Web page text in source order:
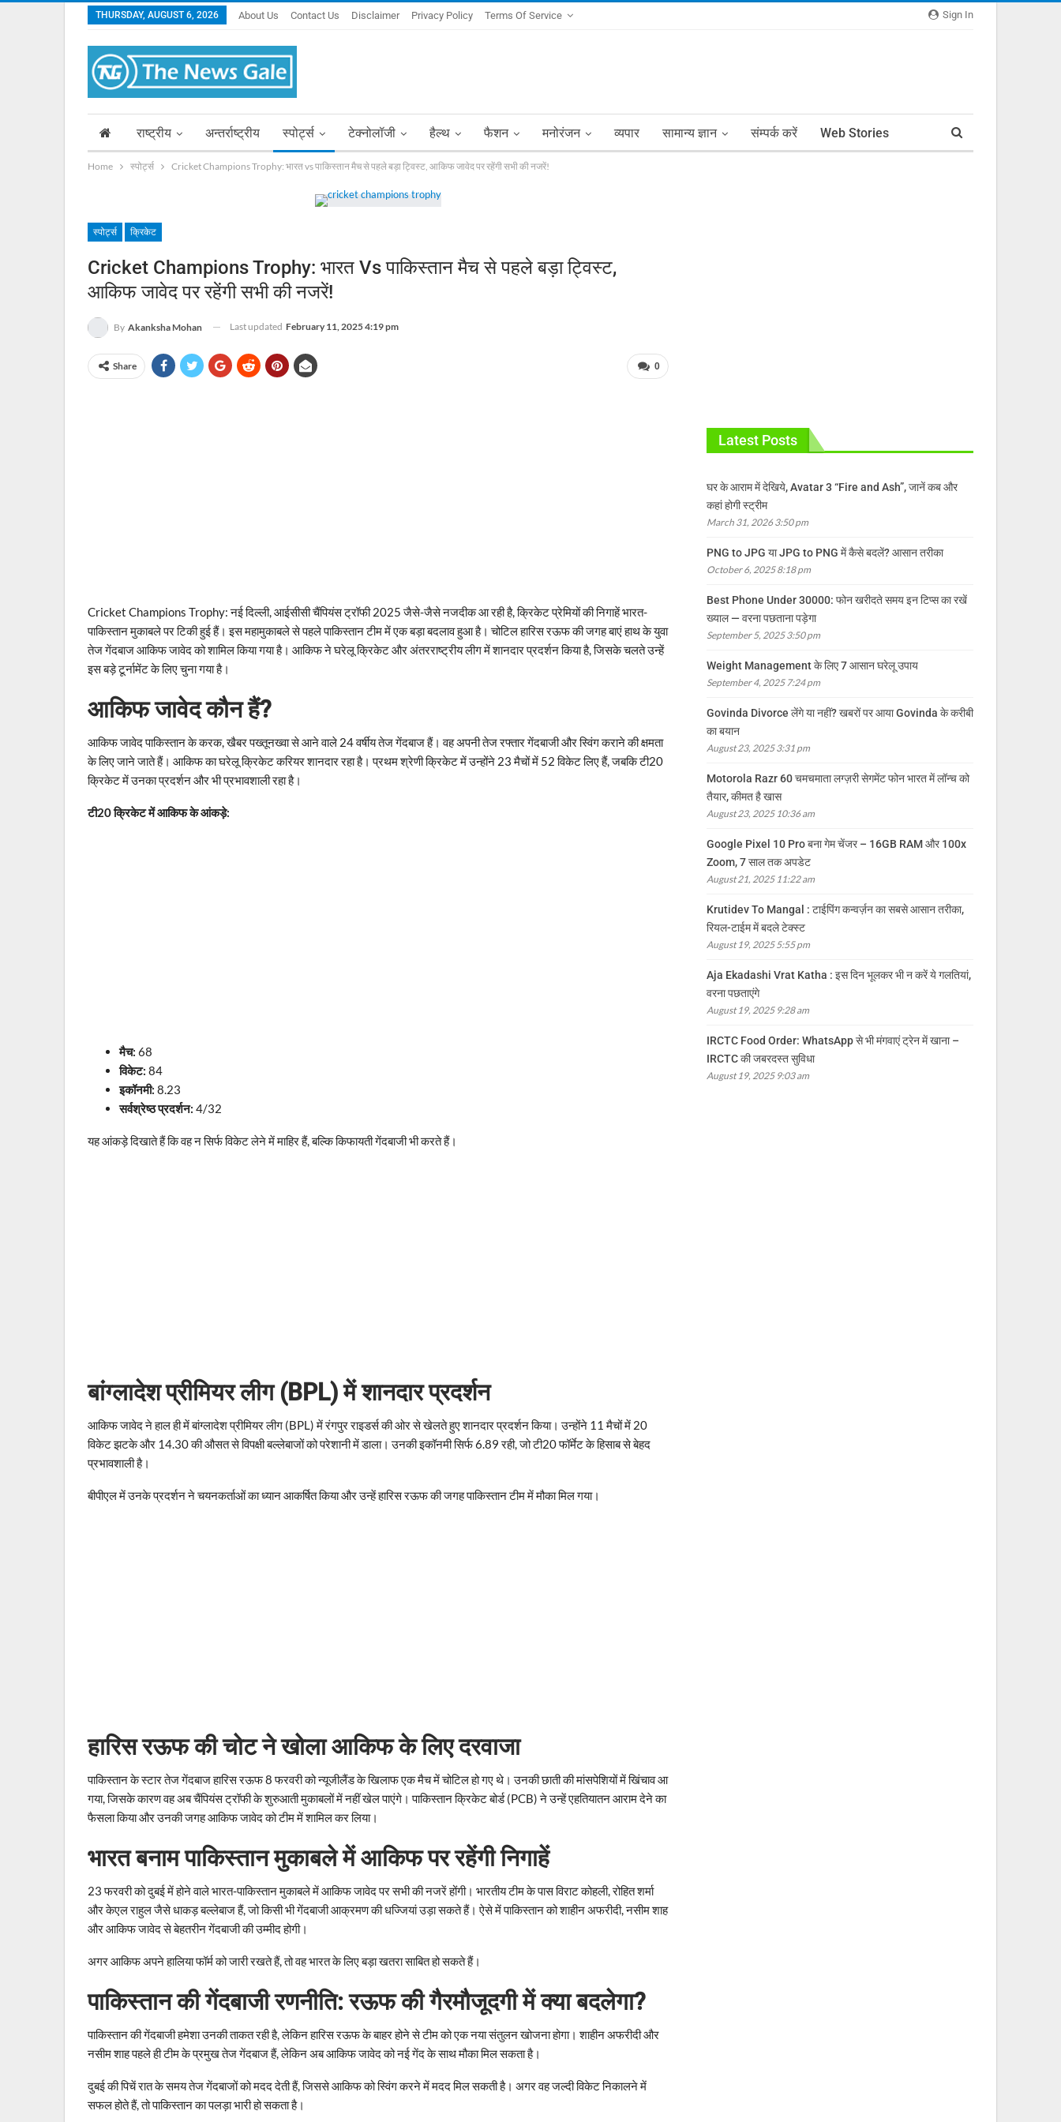
Sign In
THURSDAY, AUGUST 6, 2026 About Us Contact Us Disclaimer Privacy Policy Terms Of Service
राष्ट्रीय अन्तर्राष्ट्रीय स्पोर्ट्स टेक्नोलॉजी हैल्थ फैशन मनोरंजन व्यपार सामान्य ज्ञान संम्पर्क करें Web Stories
Home स्पोर्ट्स Cricket Champions Trophy: भारत vs पाकिस्तान मैच से पहले बड़ा ट्विस्ट, आकिफ जावेद पर रहेंगी सभी की नजरें!
स्पोर्ट्स क्रिकेट
Cricket Champions Trophy: भारत Vs पाकिस्तान मैच से पहले बड़ा ट्विस्ट,
आकिफ जावेद पर रहेंगी सभी की नजरें!
By Akanksha Mohan Last updated February 11, 2025 4:19 pm
0
Share
Cricket Champions Trophy: नई दिल्ली, आईसीसी चैंपियंस ट्रॉफी 2025 जैसे-जैसे नजदीक आ रही है, क्रिकेट प्रेमियों की निगाहें भारत-
पाकिस्तान मुकाबले पर टिकी हुई हैं। इस महामुकाबले से पहले पाकिस्तान टीम में एक बड़ा बदलाव हुआ है। चोटिल हारिस रऊफ की जगह बाएं हाथ के युवा
तेज गेंदबाज आकिफ जावेद को शामिल किया गया है। आकिफ ने घरेलू क्रिकेट और अंतरराष्ट्रीय लीग में शानदार प्रदर्शन किया है, जिसके चलते उन्हें
इस बड़े टूर्नामेंट के लिए चुना गया है।
आकिफ जावेद कौन हैं?
आकिफ जावेद पाकिस्तान के करक, खैबर पख्तूनख्वा से आने वाले 24 वर्षीय तेज गेंदबाज हैं। वह अपनी तेज रफ्तार गेंदबाजी और स्विंग कराने की क्षमता
के लिए जाने जाते हैं। आकिफ का घरेलू क्रिकेट करियर शानदार रहा है। प्रथम श्रेणी क्रिकेट में उन्होंने 23 मैचों में 52 विकेट लिए हैं, जबकि टी20
क्रिकेट में उनका प्रदर्शन और भी प्रभावशाली रहा है।
टी20 क्रिकेट में आकिफ के आंकड़े:
मैच: 68
विकेट: 84
इकॉनमी: 8.23
सर्वश्रेष्ठ प्रदर्शन: 4/32
यह आंकड़े दिखाते हैं कि वह न सिर्फ विकेट लेने में माहिर हैं, बल्कि किफायती गेंदबाजी भी करते हैं।
बांग्लादेश प्रीमियर लीग (BPL) में शानदार प्रदर्शन
आकिफ जावेद ने हाल ही में बांग्लादेश प्रीमियर लीग (BPL) में रंगपुर राइडर्स की ओर से खेलते हुए शानदार प्रदर्शन किया। उन्होंने 11 मैचों में 20
विकेट झटके और 14.30 की औसत से विपक्षी बल्लेबाजों को परेशानी में डाला। उनकी इकॉनमी सिर्फ 6.89 रही, जो टी20 फॉर्मेट के हिसाब से बेहद
प्रभावशाली है।
बीपीएल में उनके प्रदर्शन ने चयनकर्ताओं का ध्यान आकर्षित किया और उन्हें हारिस रऊफ की जगह पाकिस्तान टीम में मौका मिल गया।
हारिस रऊफ की चोट ने खोला आकिफ के लिए दरवाजा
पाकिस्तान के स्टार तेज गेंदबाज हारिस रऊफ 8 फरवरी को न्यूजीलैंड के खिलाफ एक मैच में चोटिल हो गए थे। उनकी छाती की मांसपेशियों में खिंचाव आ
गया, जिसके कारण वह अब चैंपियंस ट्रॉफी के शुरुआती मुकाबलों में नहीं खेल पाएंगे। पाकिस्तान क्रिकेट बोर्ड (PCB) ने उन्हें एहतियातन आराम देने का
फैसला किया और उनकी जगह आकिफ जावेद को टीम में शामिल कर लिया।
भारत बनाम पाकिस्तान मुकाबले में आकिफ पर रहेंगी निगाहें
23 फरवरी को दुबई में होने वाले भारत-पाकिस्तान मुकाबले में आकिफ जावेद पर सभी की नजरें होंगी। भारतीय टीम के पास विराट कोहली, रोहित शर्मा
और केएल राहुल जैसे धाकड़ बल्लेबाज हैं, जो किसी भी गेंदबाजी आक्रमण की धज्जियां उड़ा सकते हैं। ऐसे में पाकिस्तान को शाहीन अफरीदी, नसीम शाह
और आकिफ जावेद से बेहतरीन गेंदबाजी की उम्मीद होगी।
अगर आकिफ अपने हालिया फॉर्म को जारी रखते हैं, तो वह भारत के लिए बड़ा खतरा साबित हो सकते हैं।
पाकिस्तान की गेंदबाजी रणनीति: रऊफ की गैरमौजूदगी में क्या बदलेगा?
पाकिस्तान की गेंदबाजी हमेशा उनकी ताकत रही है, लेकिन हारिस रऊफ के बाहर होने से टीम को एक नया संतुलन खोजना होगा। शाहीन अफरीदी और
नसीम शाह पहले ही टीम के प्रमुख तेज गेंदबाज हैं, लेकिन अब आकिफ जावेद को नई गेंद के साथ मौका मिल सकता है।
दुबई की पिचें रात के समय तेज गेंदबाजों को मदद देती हैं, जिससे आकिफ को स्विंग करने में मदद मिल सकती है। अगर वह जल्दी विकेट निकालने में
सफल होते हैं, तो पाकिस्तान का पलड़ा भारी हो सकता है।
Latest Posts
घर के आराम में देखिये, Avatar 3 “Fire and Ash”, जानें कब और
कहां होगी स्ट्रीम
March 31, 2026 3:50 pm
PNG to JPG या JPG to PNG में कैसे बदलें? आसान तरीका
October 6, 2025 8:18 pm
Best Phone Under 30000: फोन खरीदते समय इन टिप्स का रखें
ख्याल — वरना पछताना पड़ेगा
September 5, 2025 3:50 pm
Weight Management के लिए 7 आसान घरेलू उपाय
September 4, 2025 7:24 pm
Govinda Divorce लेंगे या नहीं? खबरों पर आया Govinda के करीबी
का बयान
August 23, 2025 3:31 pm
Motorola Razr 60 चमचमाता लग्ज़री सेगमेंट फोन भारत में लॉन्च को
तैयार, कीमत है खास
August 23, 2025 10:36 am
Google Pixel 10 Pro बना गेम चेंजर – 16GB RAM और 100x
Zoom, 7 साल तक अपडेट
August 21, 2025 11:22 am
Krutidev To Mangal : टाईपिंग कन्वर्ज़न का सबसे आसान तरीका,
रियल-टाईम में बदले टेक्स्ट
August 19, 2025 5:55 pm
Aja Ekadashi Vrat Katha : इस दिन भूलकर भी न करें ये गलतियां,
वरना पछताएंगे
August 19, 2025 9:28 am
IRCTC Food Order: WhatsApp से भी मंगवाएं ट्रेन में खाना –
IRCTC की जबरदस्त सुविधा
August 19, 2025 9:03 am